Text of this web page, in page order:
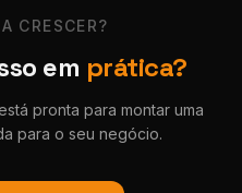
CRESCER?
em prática?
pronta para montar uma
para o seu negócio.